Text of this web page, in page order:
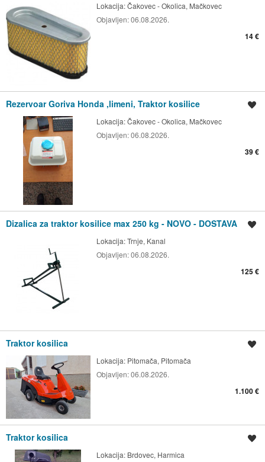
Lokacija:Čakovec - Okolica, Mačkovec
Objavljen:06.08.2026.
14 €
Rezervoar Goriva Honda ,limeni, Traktor kosilice
Lokacija:Čakovec - Okolica, Mačkovec
Objavljen:06.08.2026.
39 €
Dizalica za traktor kosilice max 250 kg - NOVO - DOSTAVA
Lokacija:Trnje, Kanal
Objavljen:06.08.2026.
125 €
Traktor kosilica
Lokacija: Pitomača, Pitomača
Objavljen:06.08.2026.
1.100 €
Traktor kosilica
Lokacija: Brdovec, Harmica